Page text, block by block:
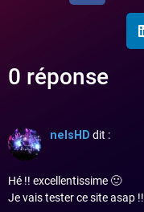
0 réponse
nelsHD dit :
Hé !! excellentissime 🙂
Je vais tester ce site asap !!